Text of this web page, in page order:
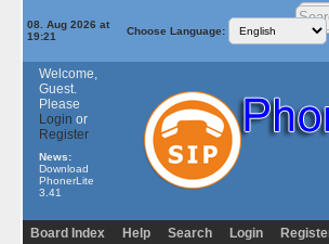
08. Aug 2026 at
19:21
Choose Language:
Welcome,
Guest.
Please
Login or
Register
News:
Download
PhonerLite
3.41
Board Index Help Search Login